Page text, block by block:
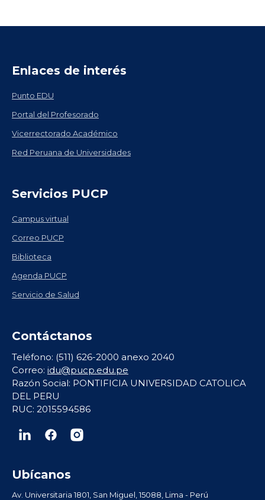
Enlaces de interés
Punto EDU
Portal del Profesorado
Vicerrectorado Académico
Red Peruana de Universidades
Servicios PUCP
Campus virtual
Correo PUCP
Biblioteca
Agenda PUCP
Servicio de Salud
Contáctanos
Teléfono: (511) 626-2000 anexo 2040
Correo: idu@pucp.edu.pe
Razón Social: PONTIFICIA UNIVERSIDAD CATOLICA
DEL PERU
RUC: 2015594586
Ubícanos
Av. Universitaria 1801, San Miguel, 15088, Lima - Perú